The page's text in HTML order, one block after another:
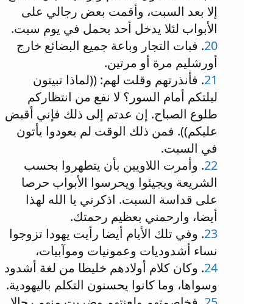
إلا بعد السبت، وأقمت بعض رجالي على
الأبواب لئلا يدخل أحد بحمل في يوم سبت.
20. فبات التجار وباعة جميع البضائع خارج
أورشليم مرة أو مرتين.
21. فأنذرتهم وقلت لهم: ((لماذا تبيتون
ليلتكم أمام السور؟ لا نفع من انتظاركم
طلوع الصباح. إن عدتم إلى ذلك فإني أقبض
عليكم)). فمن ذلك الوقت لم يعودوا يأتون
في السبت.
22. وأمرت اللاويين بأن يتطهروا بحسب
الشريعة ويجيئوا ويحرسوا الأبواب حرصا
على قداسة السبت. اذكرني يا الله لهذا
أيضا، وارحمني بعظيم رحمتك.
23. وفي تلك الأيام أيضا رأيت يهودا تزوجوا
نساء أشدوديات وعمونيات وموآبيات،
24. وكان كلام أولادهم خليطا من لغة أشدود
وسواها، وما كانوا يحسنون التكلم باليهودية.